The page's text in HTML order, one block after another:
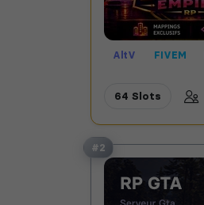
AltV FIVEM
64 Slots
#2